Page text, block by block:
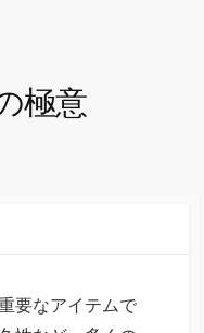
極意
要なアイテムで